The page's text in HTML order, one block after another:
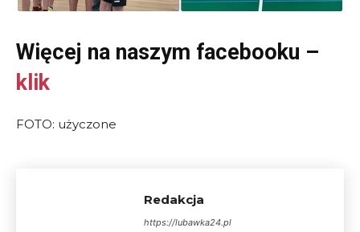
Więcej na naszym facebooku –
klik
FOTO: użyczone
Redakcja
https://lubawka24.pl